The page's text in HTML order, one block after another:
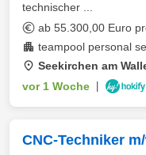
technischer ...
ab 55.300,00 Euro
teampool personal
Seekirchen am
vor 1 Woche
CNC-Techniker